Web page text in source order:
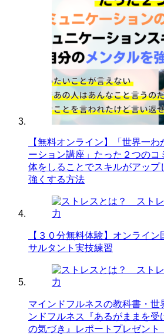
【無料オンライン】「世界一
ーション講座」たった２つのコ
体をしることでスキルがアップ
強くする方法
【３０分無料体験】オンライ
サルタント実技練習
マインドフルネスの教科書・世
ンドフルネス『あるがままを受
の気づき』レポートプレゼント